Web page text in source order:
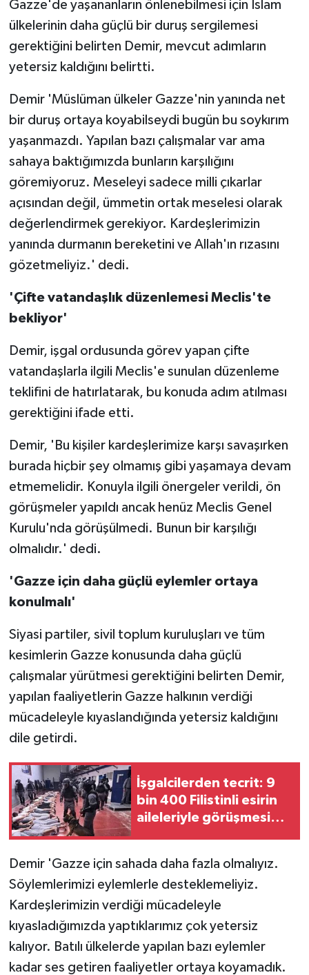
Gazze'de yaşananların önlenebilmesi için İslam
ülkelerinin daha güçlü bir duruş sergilemesi
gerektiğini belirten Demir, mevcut adımların
yetersiz kaldığını belirtti.
Demir 'Müslüman ülkeler Gazze'nin yanında net
bir duruş ortaya koyabilseydi bugün bu soykırım
yaşanmazdı. Yapılan bazı çalışmalar var ama
sahaya baktığımızda bunların karşılığını
göremiyoruz. Meseleyi sadece milli çıkarlar
açısından değil, ümmetin ortak meselesi olarak
değerlendirmek gerekiyor. Kardeşlerimizin
yanında durmanın bereketini ve Allah'ın rızasını
gözetmeliyiz.' dedi.
'Çifte vatandaşlık düzenlemesi Meclis'te
bekliyor'
Demir, işgal ordusunda görev yapan çifte
vatandaşlarla ilgili Meclis'e sunulan düzenleme
teklifini de hatırlatarak, bu konuda adım atılması
gerektiğini ifade etti.
Demir, 'Bu kişiler kardeşlerimize karşı savaşırken
burada hiçbir şey olmamış gibi yaşamaya devam
etmemelidir. Konuyla ilgili önergeler verildi, ön
görüşmeler yapıldı ancak henüz Meclis Genel
Kurulu'nda görüşülmedi. Bunun bir karşılığı
olmalıdır.' dedi.
'Gazze için daha güçlü eylemler ortaya
konulmalı'
Siyasi partiler, sivil toplum kuruluşları ve tüm
kesimlerin Gazze konusunda daha güçlü
çalışmalar yürütmesi gerektiğini belirten Demir,
yapılan faaliyetlerin Gazze halkının verdiği
mücadeleyle kıyaslandığında yetersiz kaldığını
dile getirdi.
İşgalcilerden tecrit: 9
bin 400 Filistinli esirin
aileleriyle görüşmesi
Demir 'Gazze için sahada daha fazla olmalıyız.
Söylemlerimizi eylemlerle desteklemeliyiz.
Kardeşlerimizin verdiği mücadeleyle
kıyasladığımızda yaptıklarımız çok yetersiz
kalıyor. Batılı ülkelerde yapılan bazı eylemler
kadar ses getiren faaliyetler ortaya koyamadık.